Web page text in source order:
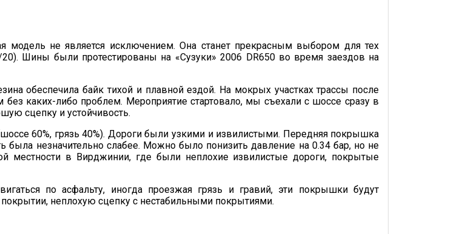
модель не является исключением. Она станет прекрасным выбором для тех
Шины были протестированы на «Сузуки» 2006 DR650 во время заездов на
обеспечила байк тихой и плавной ездой. На мокрых участках трассы после
каких-либо проблем. Мероприятие стартовало, мы съехали с шоссе сразу в
сцепку и устойчивость.
60%, грязь 40%). Дороги были узкими и извилистыми. Передняя покрышка
была незначительно слабее. Можно было понизить давление на 0.34 бар, но не
местности в Вирджинии, где были неплохие извилистые дороги, покрытые
по асфальту, иногда проезжая грязь и гравий, эти покрышки будут
неплохую сцепку с нестабильными покрытиями.